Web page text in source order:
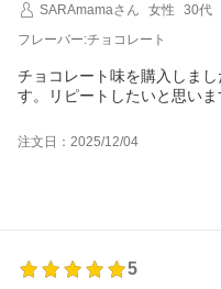
SARAmamaさん
女性
30代
フレーバー:チョコレート
チョコレート味を購入しま
す。リピートしたいと思いま
注文日：2025/12/04
5